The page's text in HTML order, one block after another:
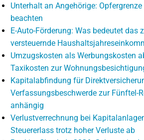
Unterhalt an Angehörige:
beachten
E-Auto-Förderung: Was bedeutet das
versteuernde
Umzugskosten als Werbungskosten
Taxikosten zur
Kapitalabfindung für
Verfassungsbeschwerde zur Fünftel-
anhängig
Verlustverrechnung bei
Steuererlass trotz hoher Verluste ab